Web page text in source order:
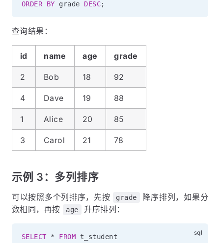
ORDER BY grade DESC;
查询结果：
id name age grade
2 Bob 18 92
4 Dave 19 88
1 Alice 20 85
3 Carol 21 78
示例 3：多列排序
可以按照多个列排序，先按 grade
降序排列，如果分
数相同，再按
age 升序排列：
SELECT * FROM